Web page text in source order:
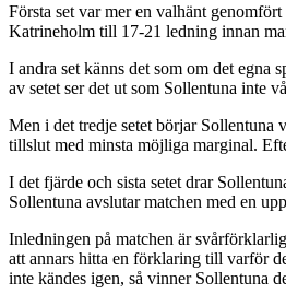
Första set var mer en valhänt
Katrineholm till 17-21 ledning innan
I andra set känns det som om det
av setet ser det ut som Sollentuna inte
Men i det tredje setet börjar
tillslut med minsta möjliga marginal.
I det fjärde och sista setet drar
Sollentuna avslutar matchen med en
Inledningen på matchen är
att annars hitta en förklaring till varför
inte kändes igen, så vinner Sollentuna